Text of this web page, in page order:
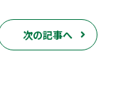
次の記事へ